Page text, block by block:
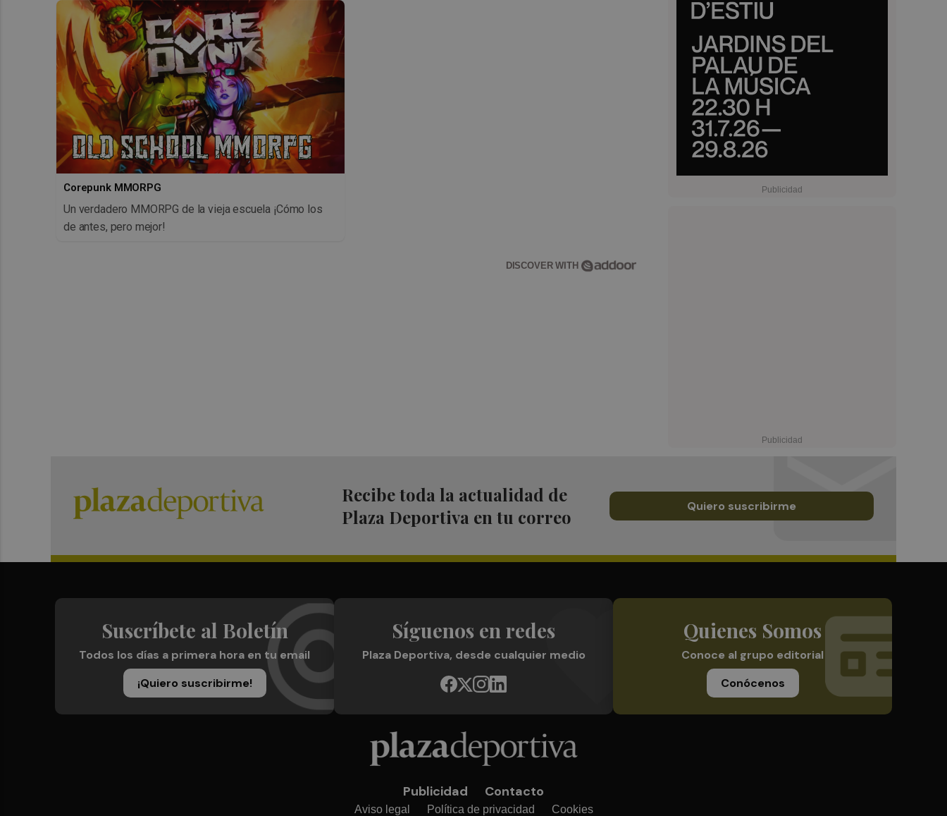
Corepunk MMORPG
Un verdadero MMORPG de la vieja escuela ¡Cómo los
de antes, pero mejor!
DISCOVER WITH
Recibe toda la actualidad de
Plaza Deportiva en tu correo
Quiero suscribirme
Suscríbete al Boletín
Todos los días a primera hora en tu email
¡Quiero suscribirme!
Síguenos en redes
Plaza Deportiva, desde cualquier medio
Quienes Somos
Conoce al grupo editorial
Conócenos
Publicidad Contacto
Aviso legal Política de privacidad Cookies